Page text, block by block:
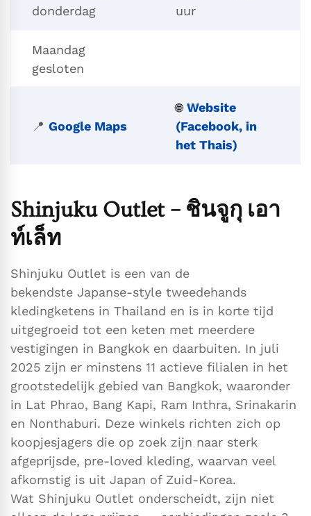
donderdag
uur
Maandag
gesloten
📍 Google Maps
🌐 Website
(Facebook, in
het Thais)
Shinjuku Outlet – ชินจูกุ เอา
ท์เล็ท
Shinjuku Outlet is een van de
bekendste Japanse-style tweedehands
kledingketens in Thailand en is in korte tijd
uitgegroeid tot een keten met meerdere
vestigingen in Bangkok en daarbuiten. In juli
2025 zijn er minstens 11 actieve filialen in het
grootstedelijk gebied van Bangkok, waaronder
in Lat Phrao, Bang Kapi, Ram Inthra, Srinakarin
en Nonthaburi. Deze winkels richten zich op
koopjesjagers die op zoek zijn naar sterk
afgeprijsde, pre-loved kleding, waarvan veel
afkomstig is uit Japan of Zuid-Korea.
Wat Shinjuku Outlet onderscheidt, zijn niet